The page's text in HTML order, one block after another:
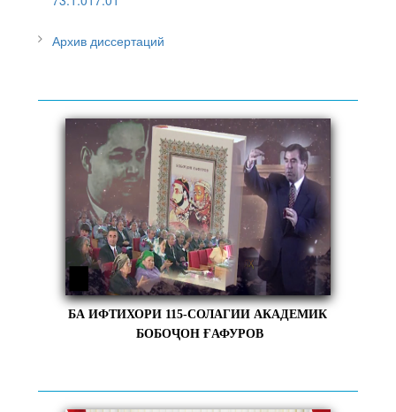
Архив диссертаций
БА ИФТИХОРИ 115-СОЛАГИИ АКАДЕМИК
БОБОҶОН ҒАФУРОВ